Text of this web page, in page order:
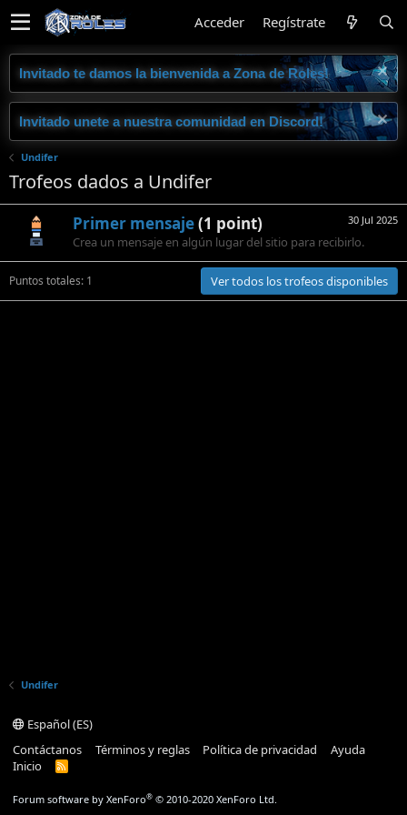
Acceder Regístrate
Invitado te damos la bienvenida a Zona de Roles!
Invitado unete a nuestra comunidad en Discord!
Undifer
Trofeos dados a Undifer
1 30 Jul 2025
Primer mensaje(1 point)
Crea un mensaje en algún lugar del sitio para recibirlo.
Puntos totales: 1 Ver todos los trofeos disponibles
Undifer
Español (ES)
Contáctanos
Términos y reglas Política de privacidad
Ayuda
Inicio
R
Forum software by XenForo® © 2010-2020 XenForo Ltd.